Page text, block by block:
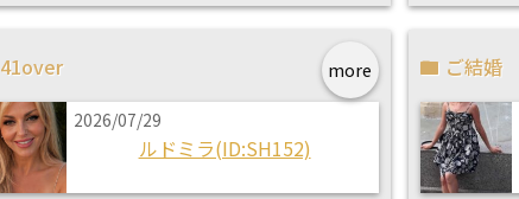
more
41over
2026/07/29
ルドミラ(ID:SH152)
ご結婚